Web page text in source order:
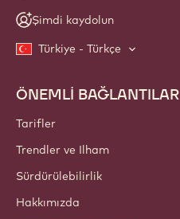
Şimdi kaydolun
Türkiye - Türkçe
Footer
Callebaut
ÖNEMLİ BAĞLANTILAR
Tarifler
Trendler ve Ilham
Sürdürülebilirlik
Hakkımızda